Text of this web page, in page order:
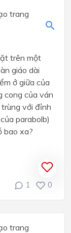
trang
trên một
giáo dài
ở giữa của
cong của ván
với đỉnh
parabolb)
bao xa?
1 0
trang